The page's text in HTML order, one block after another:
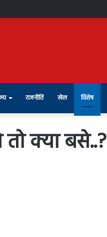
राजनीति खेल विशेष
क्या बसे..?